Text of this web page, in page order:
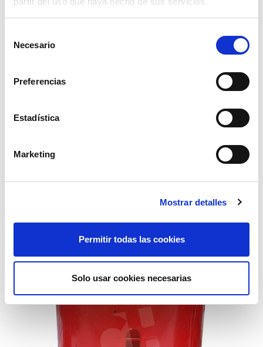
Necesario
Preferencias
Estadística
Marketing
Mostrar detalles
Permitir todas las cookies
Solo usar cookies necesarias
corona perf. skin 102mm dual pitch